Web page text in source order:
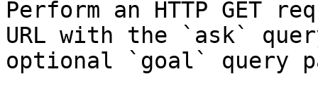
Perform an HTTP GET
URL with the `ask`
optional `goal` query